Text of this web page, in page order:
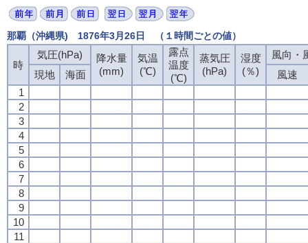
那覇（沖縄県) 1876年3月26日 （１時間ごとの値）
時
気圧(hPa)
降水量
(mm)
気温
(℃)
露点
温度
(℃)
蒸気圧
(hPa)
湿度
(％)
風向・
現地
海面
風速
1
2
3
4
5
6
7
8
9
10
11